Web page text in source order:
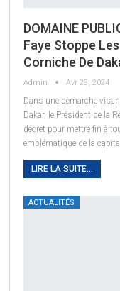
DOMAINE
Faye Stoppe
Corniche De
Admin Avr 28, 2024
Dans une démarche
Dakar, le Président de la
décret pour mettre fin à
emblématique de la
LIRE LA SUITE...
ACTUALITÉS